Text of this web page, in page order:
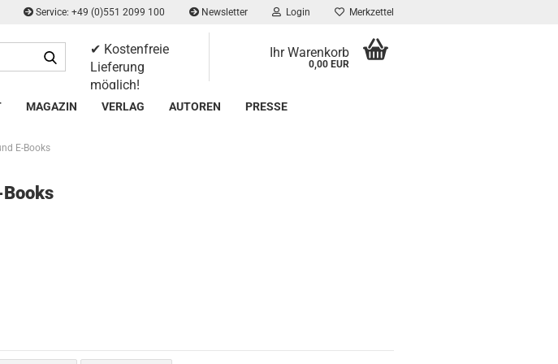
Service: +49 (0)551 2099 100 Newsletter Login Merkzettel
Suche...✔ Kostenfreie
Lieferung
möglich!
✔ 14 Tage
Ihr Warenkorb
0,00 EUR
MAGAZIN VERLAG AUTOREN PRESSE
E-Books
Books